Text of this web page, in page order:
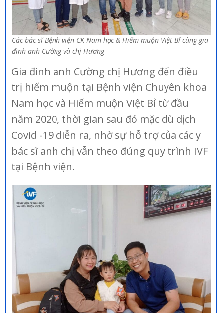
Các bác sĩ Bệnh viện CK Nam học & Hiếm muộn Việt Bỉ cùng gia
đình anh Cường và chị Hương
Gia đình anh Cường chị Hương đến điều
trị hiếm muộn tại Bệnh viện Chuyên khoa
Nam học và Hiếm muộn Việt Bỉ từ đầu
năm 2020, thời gian sau đó mặc dù dịch
Covid -19 diễn ra, nhờ sự hỗ trợ của các y
bác sĩ anh chị vẫn theo đúng quy trình IVF
tại Bệnh viện.